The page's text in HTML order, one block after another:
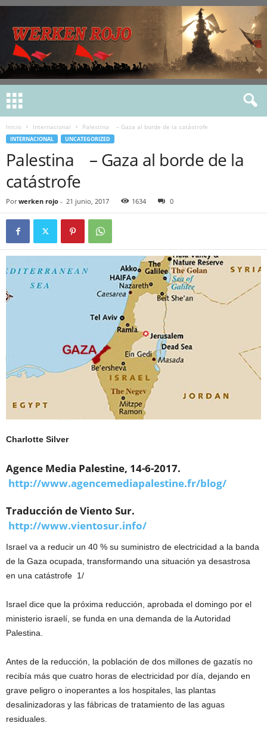
Inicio Internacional Palestina – Gaza al borde de la catástrofe
INTERNACIONAL UNCATEGORIZED
Palestina – Gaza al borde de la
catástrofe
Por werken rojo - 21 junio, 2017 1634 0
Charlotte Silver
Agence Media Palestine, 14-6-2017.
http://www.agencemediapalestine.fr/blog/
Traducción de Viento Sur.
http://www.vientosur.info/
Israel va a reducir un 40 % su suministro de electricidad a la banda
de la Gaza ocupada, transformando una situación ya desastrosa
en una catástrofe 1/
Israel dice que la próxima reducción, aprobada el domingo por el
ministerio israelí, se funda en una demanda de la Autoridad
Palestina.
Antes de la reducción, la población de dos millones de gazatís no
recibía más que cuatro horas de electricidad por día, dejando en
grave peligro o inoperantes a los hospitales, las plantas
desalinizadoras y las fábricas de tratamiento de las aguas
residuales.